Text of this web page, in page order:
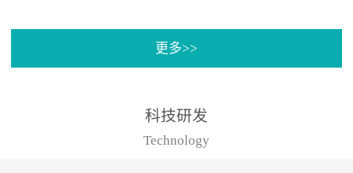
帮助作物增产增收，更要
实力。今天要讲的水溶肥
许多板栗种植户都获得了
有位王大姐今年使用一款
非常火爆...
更多>>
科技研发
Technology